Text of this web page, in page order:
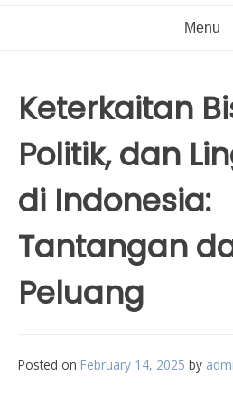
Menu
Keterkaitan
Politik, dan
di Indonesia:
Tantangan
Peluang
Posted on February 14, 2025 by